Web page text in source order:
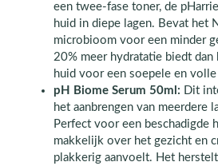
een twee-fase toner, de
huid in diepe lagen. Bevat het
microbioom voor een minder
20% meer hydratatie biedt
huid voor een soepele en volle
pH Biome Serum 50ml: Dit
het aanbrengen van meerdere
Perfect voor een beschadigde
makkelijk over het gezicht en
plakkerig aanvoelt. Het